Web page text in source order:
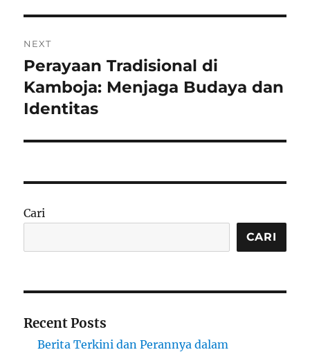
NEXT
Next
post:
Perayaan Tradisional di
Kamboja: Menjaga Budaya dan
Identitas
Cari
CARI
Recent Posts
Berita Terkini dan Perannya dalam